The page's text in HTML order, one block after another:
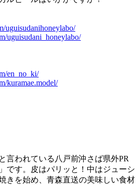
uguisudanihoneylabo/
uguisudani_honeylabo/
en_no_ki/
kuramae.model/
言われている八戸前沖さば県外PR
です。皮はパリッと！中はジューシ
きを始め、青森直送の美味しい食材